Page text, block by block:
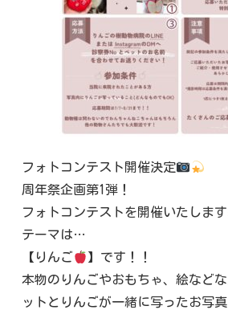
フォトコンテスト開催決定
周年祭企画第1弾！
フォトコンテストを開催いたします
テーマは…
【りんご
】です！！
本物のりんごやおもちゃ、絵などな
ットとりんごが一緒に写ったお写